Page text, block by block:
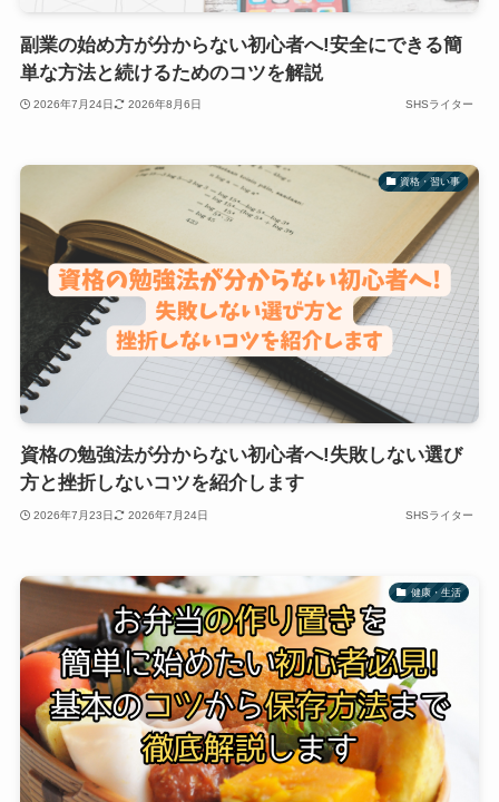
副業の始め方が分からない初心者へ!安全にできる簡
単な方法と続けるためのコツを解説
2026年7月24日 2026年8月6日 SHSライター
資格・習い事
資格の勉強法が分からない初心者へ!失敗しない選び
方と挫折しないコツを紹介します
2026年7月23日 2026年7月24日 SHSライター
健康・生活